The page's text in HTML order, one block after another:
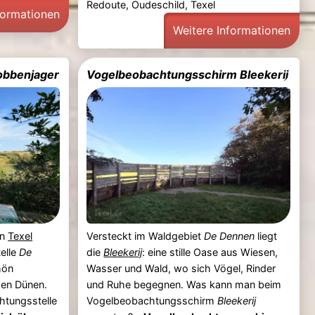
Redoute, Oudeschild, Texel
Weitere Informationen
Texel
De
Dünen.
Vogelbeobachtungsschirm Bleekerij
Versteckt im WaldgebietDe Dennen liegt
dieBleekerij: eine stille Oase aus Wiesen,
Wasser und Wald, wo sich Vögel, Rinder
und Ruhe begegnen. Was kann man beim
VogelbeobachtungsschirmBleekerij